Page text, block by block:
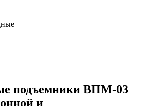
подъемники ВПМ-03
и